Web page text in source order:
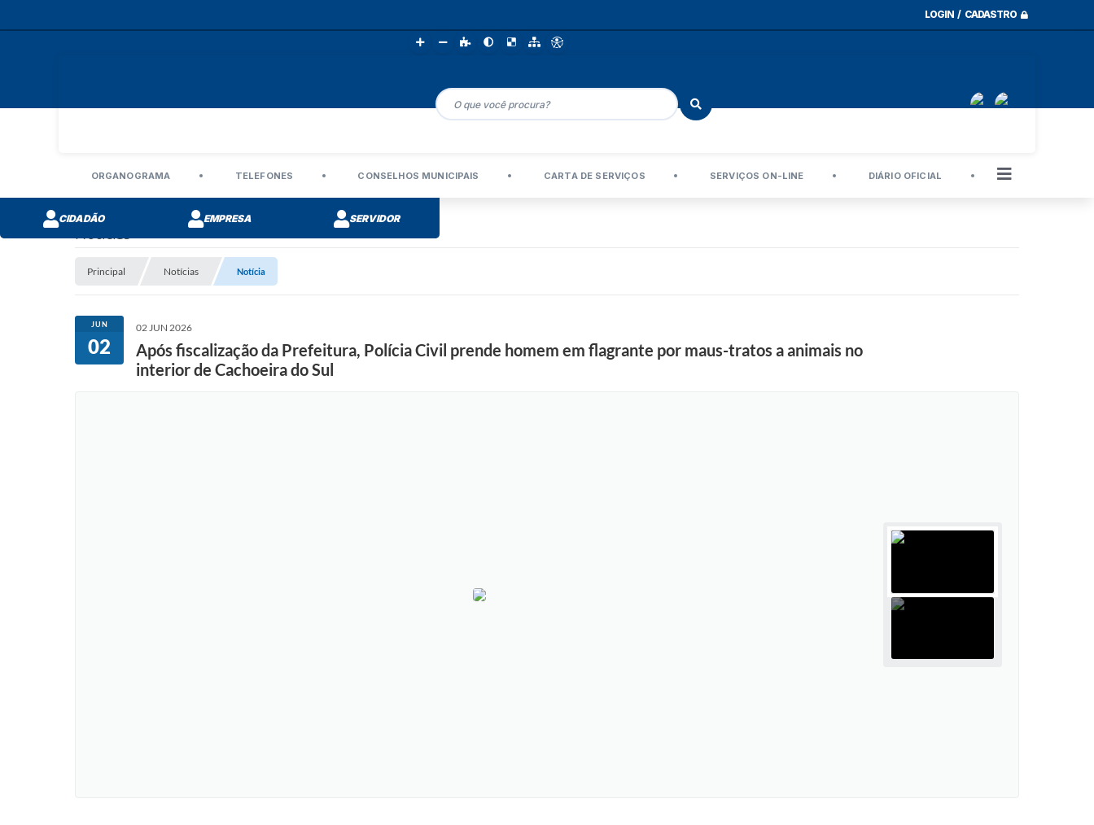
LOGIN / CADASTRO
ORGANOGRAMA TELEFONES CONSELHOS MUNICIPAIS CARTA DE SERVIÇOS SERVIÇOS ON-LINE DIÁRIO OFICIAL
CIDADÃO EMPRESA SERVIDOR
Principal Notícias Notícia
JUN
02
02 JUN 2026
Após fiscalização da Prefeitura, Polícia Civil prende homem em flagrante por maus-tratos a animais no
interior de Cachoeira do Sul